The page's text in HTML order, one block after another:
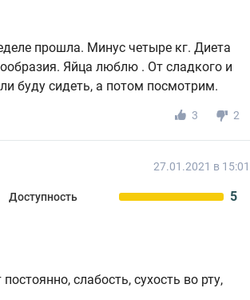
прошла. Минус четыре кг. Диета
Яйца люблю . От сладкого и
буду сидеть, а потом посмотрим.
3 2
27.01.2021 в 15:01
Доступность 5
слабость, сухость во рту,